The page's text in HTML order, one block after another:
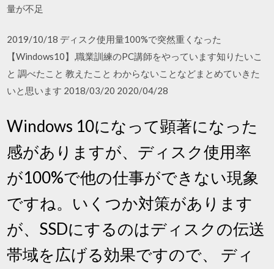
量が不足
2019/10/18 ディスク使用量100%で突然重くなった
【Windows10】,職業訓練のPC講師をやっています知りたいこ
と 調べたこと 教えたこと わからないことなどまとめていきた
いと思います 2018/03/20 2020/04/28
Windows 10になって顕著になった
感がありますが、ディスク使用率
が100%で他の仕事ができない現象
ですね。いくつか対策があります
が、SSDにするのはディスクの伝送
帯域を広げる効果ですので、 ディ